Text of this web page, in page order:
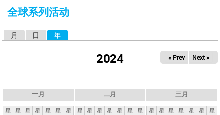
这
全球系列活动
月 日 年
2024 « Prev Next »
一月
星 星 星 星 星 星
星
二月
星 星 星 星 星 星 星
三月
星 星 星 星 星 星 星